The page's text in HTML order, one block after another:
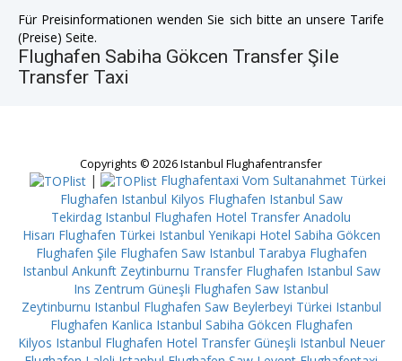
Für Preisinformationen wenden Sie sich bitte an unsere Tarife
(Preise) Seite.
Flughafen Sabiha Gökcen Transfer Şile
Transfer Taxi
Copyrights © 2026 Istanbul Flughafentransfer
| Flughafentaxi Vom Sultanahmet Türkei
Flughafen Istanbul Kilyos Flughafen Istanbul Saw
Tekirdag Istanbul Flughafen Hotel Transfer Anadolu
Hisarı Flughafen Türkei Istanbul Yenikapi Hotel Sabiha Gökcen
Flughafen Şile Flughafen Saw Istanbul Tarabya Flughafen
Istanbul Ankunft Zeytinburnu Transfer Flughafen Istanbul Saw
Ins Zentrum Güneşli Flughafen Saw Istanbul
Zeytinburnu Istanbul Flughafen Saw Beylerbeyi Türkei Istanbul
Flughafen Kanlica Istanbul Sabiha Gökcen Flughafen
Kilyos Istanbul Flughafen Hotel Transfer Güneşli Istanbul Neuer